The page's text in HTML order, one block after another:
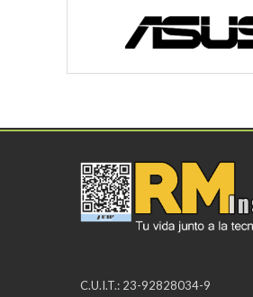
C.U.I.T.: 23-92828034-9